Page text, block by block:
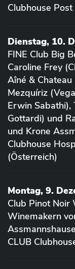
Clubhouse
Dienstag, 10.
FINE Club Big
Caroline Frey
Aîné &
Mezquíriz
Erwin
Gottardi) und
und Krone
Clubhouse
(Österreich)
Montag, 9.
Club Pinot Noir
Winemakern
CLUB